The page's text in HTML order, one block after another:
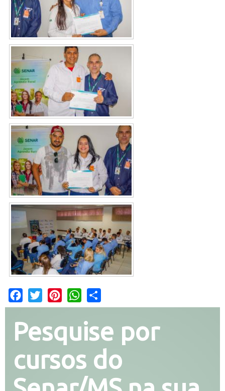
Facebook
Twitter PinterestWhatsApp
Pesquise por
cursos do